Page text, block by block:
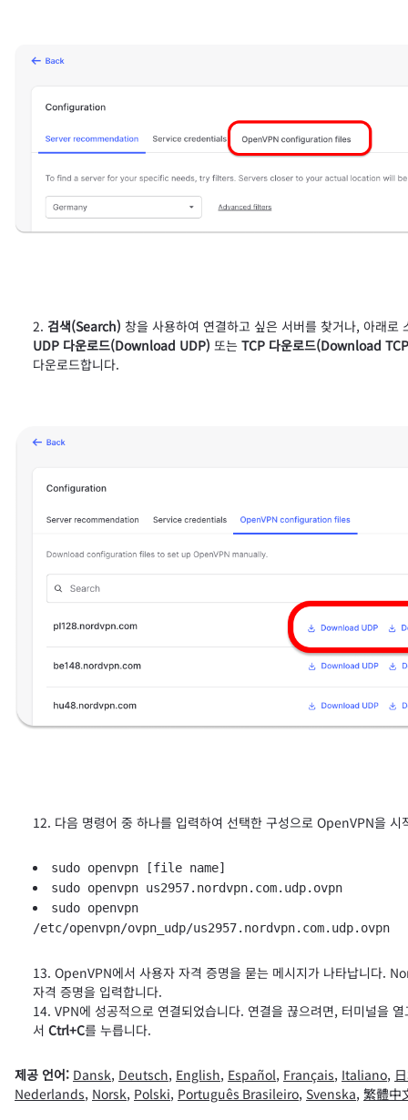
검색(Search) 창을 사용하여 연결하고 싶은 서버를 찾거나, 아래로
UDP 다운로드(Download UDP) 또는 TCP 다운로드(Download TCP
다운로드합니다.
다음 명령어 중 하나를 입력하여 선택한 구성으로 OpenVPN을 시
sudo openvpn [file name]
sudo openvpn us2957.nordvpn.com.udp.ovpn
sudo openvpn
/etc/openvpn/ovpn_udp/us2957.nordvpn.com.udp.ovpn
OpenVPN에서 사용자 자격 증명을 묻는 메시지가 나타납니다.
자격 증명을 입력합니다.
VPN에 성공적으로 연결되었습니다. 연결을 끊으려면, 터미널을
서 Ctrl+C를 누릅니다.
제공 언어: Dansk, Deutsch, English, Español, Français, Italiano,
Nederlands, Norsk, Polski, Português Brasileiro, Svenska, 繁體中